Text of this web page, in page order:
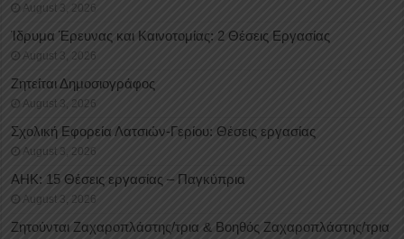
August 3, 2026
Ίδρυμα Έρευνας και Καινοτομίας: 2 Θέσεις Εργασίας
August 3, 2026
Ζητείται Δημοσιογράφος
August 3, 2026
Σχολική Εφορεία Λατσιών-Γερίου: Θέσεις εργασίας
August 3, 2026
ΑΗΚ: 15 Θέσεις εργασίας – Παγκύπρια
August 3, 2026
Ζητούνται Ζαχαροπλάστης/τρια & Βοηθός Ζαχαροπλάστης/τρια